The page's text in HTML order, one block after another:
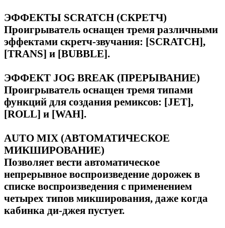
ЭФФЕКТЫ SCRATCH (СКРЕТЧ)
Проигрыватель оснащен тремя различными
эффектами скретч-звучания: [SCRATCH],
[TRANS] и [BUBBLE].
ЭФФЕКТ JOG BREAK (ПРЕРЫВАНИЕ)
Проигрыватель оснащен тремя типами
функций для создания ремиксов: [JET],
[ROLL] и [WAH].
AUTO MIX (АВТОМАТИЧЕСКОЕ
МИКШИРОВАНИЕ)
Позволяет вести автоматическое
непрерывное воспроизведение дорожек в
списке воспроизведения с применением
четырех типов микширования, даже когда
кабинка ди-джея пустует.